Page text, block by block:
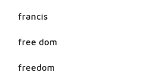
francis
free dom
freedom